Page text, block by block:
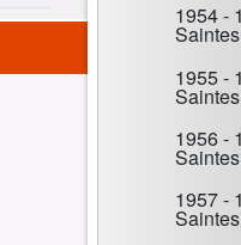
1954 -
Saintes
1955 -
Saintes
1956 -
Saintes
1957 -
Saintes